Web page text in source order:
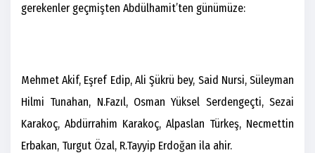
gerekenler geçmişten Abdülhamit’ten günümüze:
Mehmet Akif, Eşref Edip, Ali Şükrü bey, Said Nursi, Süleyman
Hilmi Tunahan, N.Fazıl, Osman Yüksel Serdengeçti, Sezai
Karakoç, Abdürrahim Karakoç, Alpaslan Türkeş, Necmettin
Erbakan, Turgut Özal, R.Tayyip Erdoğan ila ahir.